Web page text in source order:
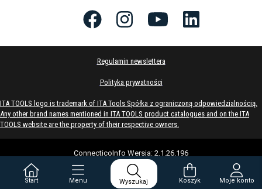
Regulamin newslettera
Polityka prywatności
ITA TOOLS logo is trademark of ITA Tools Spółka z ograniczoną odpowiedzialnością.
Any other brand names mentioned in ITA TOOLS product catalogues and on the ITA
TOOLS website are the property of their respective owners.
ConnecticoInfo Wersja: 2.1.26.196
Start Menu Wyszukaj Koszyk Moje konto